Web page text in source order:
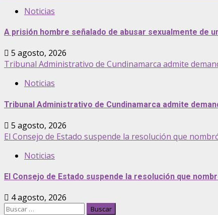
Noticias
A prisión hombre señalado de abusar sexualmente de
5 agosto, 2026
Tribunal Administrativo de Cundinamarca admite
Noticias
Tribunal Administrativo de Cundinamarca admite
5 agosto, 2026
El Consejo de Estado suspende la resolución que
Noticias
El Consejo de Estado suspende la resolución que
4 agosto, 2026
Buscar: